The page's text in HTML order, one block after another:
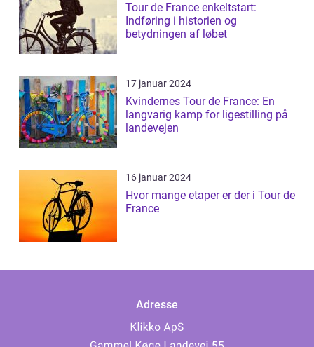
Tour de France enkeltstart:
Indføring i historien og
betydningen af løbet
17 januar 2024
Kvindernes Tour de France: En
langvarig kamp for ligestilling på
landevejen
16 januar 2024
Hvor mange etaper er der i Tour de
France
Adresse